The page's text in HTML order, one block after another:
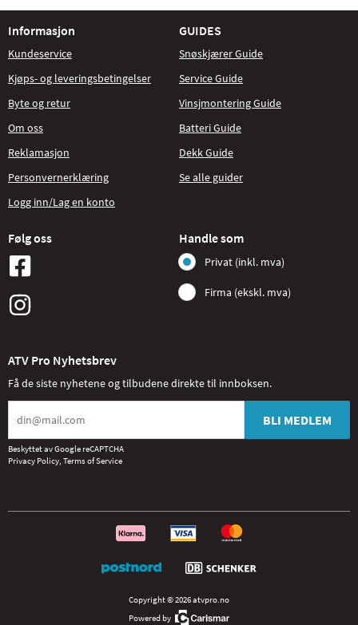
Informasjon
Kundeservice
Kjøps- og leveringsbetingelser
Byte og retur
Om oss
Reklamasjon
Personvernerklæring
Logg inn/Lag en konto
GUIDES
Snøskjærer Guide
Service Guide
Vinsjmontering Guide
Batteri Guide
Dekk Guide
Se alle guider
Følg oss Handle som
Privat (inkl. mva)
Firma (ekskl. mva)
ATV Pro Nyhetsbrev
Få de siste nyhetene og tilbudene direkte til innboksen.
BLI MEDLEM
Beskyttet av Google reCAPTCHA
Privacy Policy, Terms of Service
Copyright © 2026 atvpro.no
Powered by